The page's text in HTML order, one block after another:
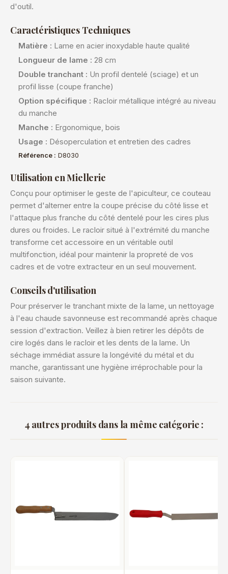
d'outil.
Caractéristiques Techniques
Matière : Lame en acier inoxydable haute qualité
Longueur de lame : 28 cm
Double tranchant : Un profil dentelé (sciage) et un
profil lisse (coupe franche)
Option spécifique : Racloir métallique intégré au niveau
du manche
Manche : Ergonomique, bois
Usage : Désoperculation et entretien des cadres
Référence : D8030
Utilisation en Miellerie
Conçu pour optimiser le geste de l'apiculteur, ce couteau
permet d'alterner entre la coupe précise du côté lisse et
l'attaque plus franche du côté dentelé pour les cires plus
dures ou froides. Le racloir situé à l'extrémité du manche
transforme cet accessoire en un véritable outil
multifonction, idéal pour maintenir la propreté de vos
cadres et de votre extracteur en un seul mouvement.
Conseils d'utilisation
Pour préserver le tranchant mixte de la lame, un nettoyage
à l'eau chaude savonneuse est recommandé après chaque
session d'extraction. Veillez à bien retirer les dépôts de
cire logés dans le racloir et les dents de la lame. Un
séchage immédiat assure la longévité du métal et du
manche, garantissant une hygiène irréprochable pour la
saison suivante.
4 autres produits dans la même catégorie :